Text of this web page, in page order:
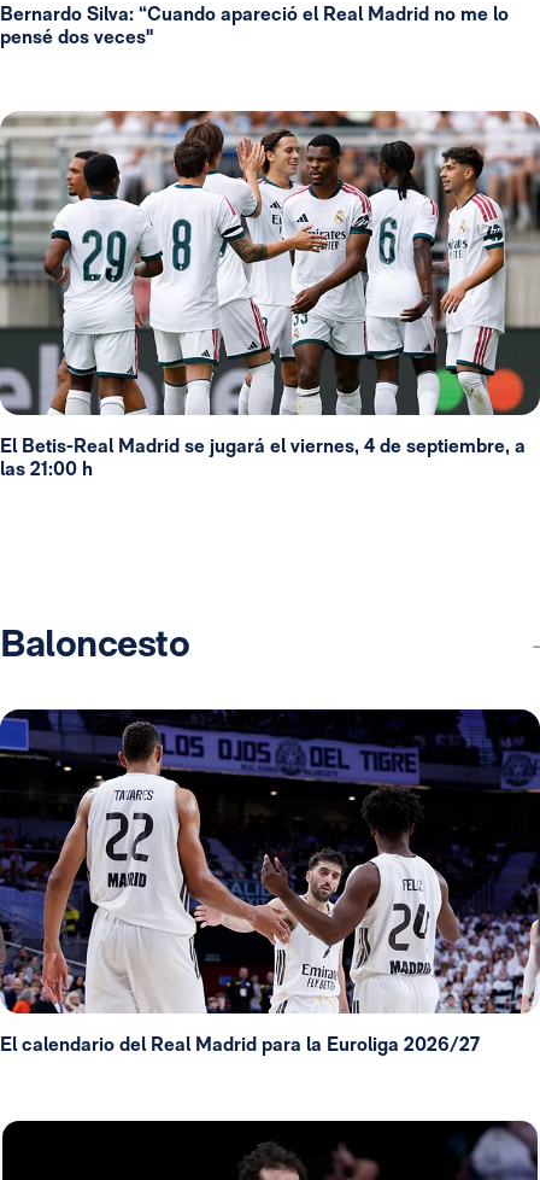
Bernardo Silva: “Cuando apareció el Real Madrid no me lo
pensé dos veces"
El Betis-Real Madrid se jugará el viernes, 4 de septiembre, a
las 21:00 h
Baloncesto
El calendario del Real Madrid para la Euroliga 2026/27